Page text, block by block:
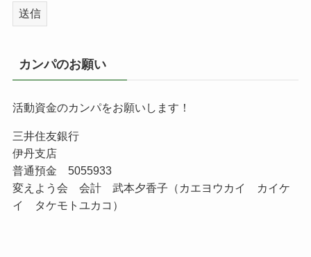
送信
カンパのお願い
活動資金のカンパをお願いします！
三井住友銀行
伊丹支店
普通預金 5055933
変えよう会 会計 武本夕香子（カエヨウカイ カイケ
イ タケモトユカコ）